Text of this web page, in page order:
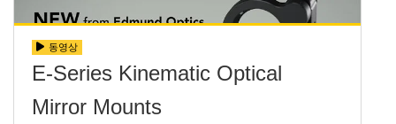
동영상
E-Series Kinematic Optical
Mirror Mounts